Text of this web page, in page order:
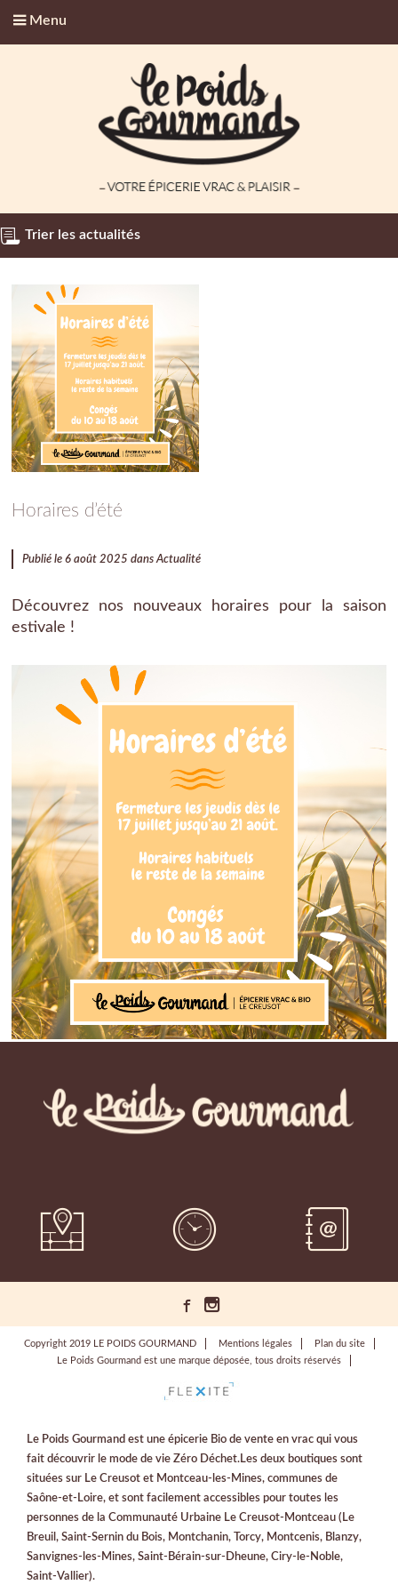
Menu
Trier les actualités
Horaires d’été
Publié le 6 août 2025 dansActualité
Découvrez nos nouveaux horaires pour la saison
estivale !
Copyright 2019 LE POIDS GOURMAND Mentions légales
Plan du site
Le Poids Gourmand est une marque déposée, tous droits réservés
Le Poids Gourmand est une épicerie Bio de vente en vrac qui vous
fait découvrir le mode de vie Zéro Déchet.Les deux boutiques sont
situées sur Le Creusot et Montceau-les-Mines, communes de
Saône-et-Loire, et sont facilement accessibles pour toutes les
personnes de la Communauté Urbaine Le Creusot-Montceau (Le
Breuil, Saint-Sernin du Bois, Montchanin, Torcy, Montcenis, Blanzy,
Sanvignes-les-Mines, Saint-Bérain-sur-Dheune, Ciry-le-Noble,
Saint-Vallier).